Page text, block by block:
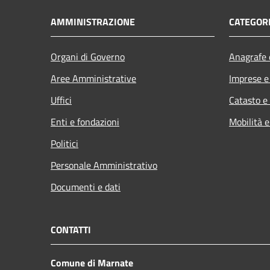
AMMINISTRAZIONE
Organi di Governo
Aree Amministrative
Uffici
Enti e fondazioni
Politici
Personale Amministrativo
Documenti e dati
Imprese
Catasto
Mobilità
CONTATTI
Comune di Marnate